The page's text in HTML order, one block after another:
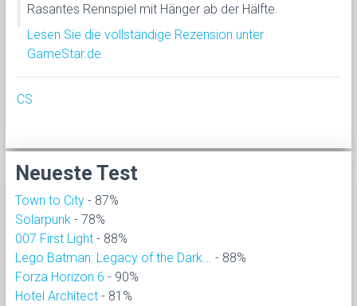
Rasantes Rennspiel mit Hänger ab der Hälfte.
Lesen Sie die vollständige Rezension unter
GameStar.de
CS
Neueste Test
Town to City - 87%
Solarpunk - 78%
007 First Light - 88%
Lego Batman: Legacy of the Dark...
- 88%
Forza Horizon 6 - 90%
Hotel Architect - 81%